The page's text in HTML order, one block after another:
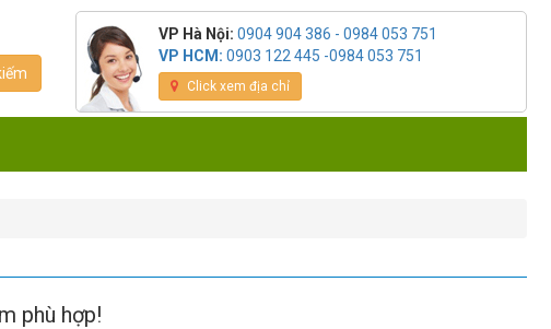
VP Hà Nội: 0904 904 386 - 0984 053 751
VP HCM: 0903 122 445 -0984 053 751
Click xem địa chỉ
phù hợp!